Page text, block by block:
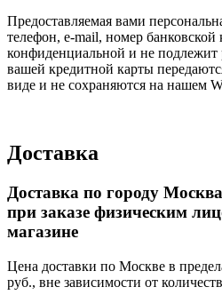
Предоставляемая вами
телефон, e-mail, номер банковской
конфиденциальной и не
вашей кредитной карты
виде и не сохраняются на нашем
Доставка
Доставка по городу
при заказе физическим
магазине
Цена доставки по Москве в
руб., вне зависимости от